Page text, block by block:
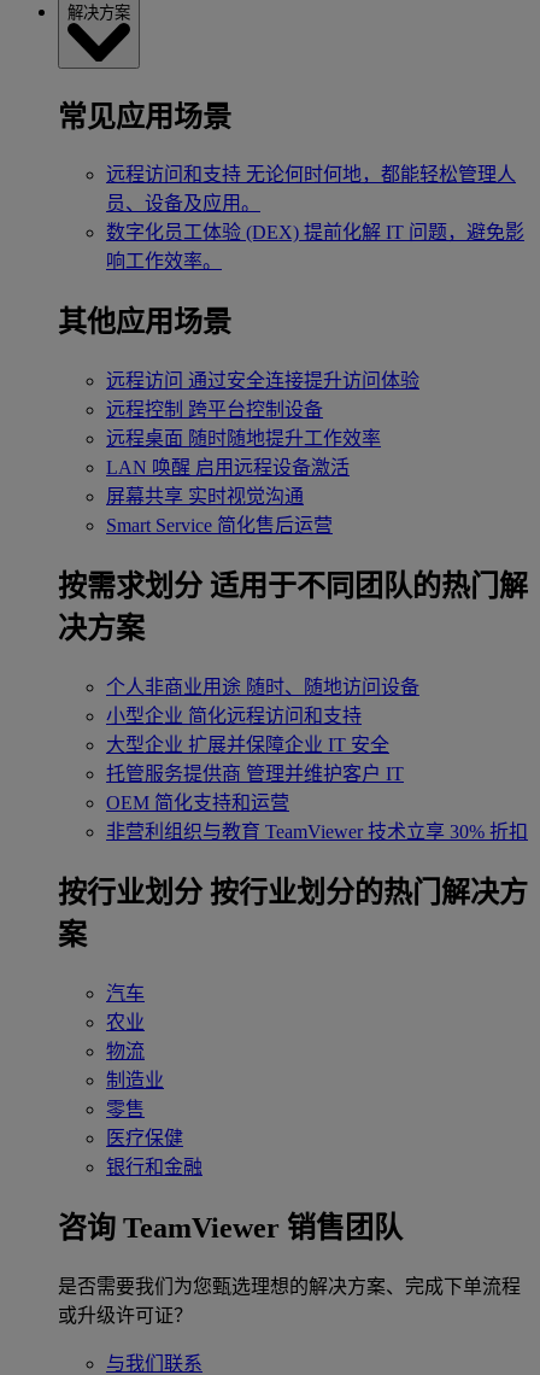
解决方案
常见应用场景
远程访问和支持 无论何时何地，都能轻松管理人
员、设备及应用。
数字化员工体验 (DEX) 提前化解 IT 问题，避免影
响工作效率。
其他应用场景
远程访问 通过安全连接提升访问体验
远程控制 跨平台控制设备
远程桌面 随时随地提升工作效率
LAN 唤醒 启用远程设备激活
屏幕共享 实时视觉沟通
Smart Service 简化售后运营
按需求划分 适用于不同团队的热门解
决方案
个人非商业用途 随时、随地访问设备
小型企业 简化远程访问和支持
大型企业 扩展并保障企业 IT 安全
托管服务提供商 管理并维护客户 IT
OEM 简化支持和运营
非营利组织与教育 TeamViewer 技术立享 30% 折扣
‌按行业划分 按行业划分的热门解决方
案
汽车
农业
物流
制造业
零售
医疗保健
银行和金融
咨询 TeamViewer 销售团队
是否需要我们为您甄选理想的解决方案、完成下单流程
或升级许可证？
与我们联系